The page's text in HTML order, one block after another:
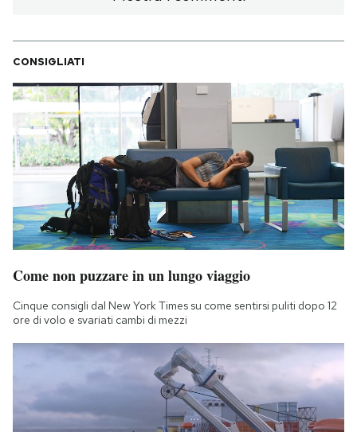
CONSIGLIATI
Come non puzzare in un lungo viaggio
Cinque consigli dal New York Times su come sentirsi puliti dopo 12
ore di volo e svariati cambi di mezzi